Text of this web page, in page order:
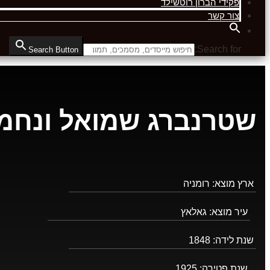
פקידי הברון רוטשילד
צור קשר
Search for:
Search Button
שטרנברג שמואל
ארץ מוצא: רומניה
עיר מוצא: גאלאץ
שנת לידה: 1848